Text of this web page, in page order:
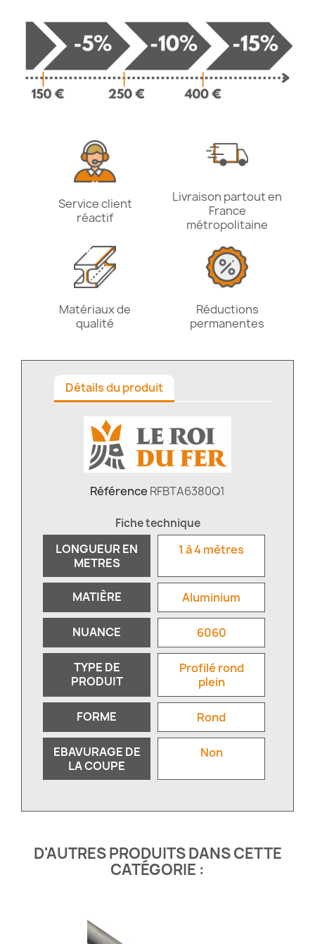
Service client
réactif
Livraison partout en
France
métropolitaine
Matériaux de
qualité
Réductions
permanentes
Détails du produit
Référence RFBTA6380Q1
Fiche technique
LONGUEUR EN
METRES
1 à 4 mètres
MATIÈRE Aluminium
NUANCE 6060
TYPE DE
PRODUIT
Profilé rond
plein
FORME Rond
EBAVURAGE DE
LA COUPE
Non
D'AUTRES PRODUITS DANS CETTE
CATÉGORIE :